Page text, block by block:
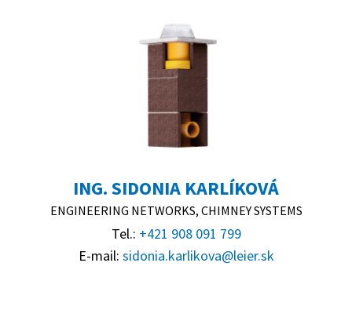
ING. SIDONIA KARLÍKOVÁ
ENGINEERING NETWORKS, CHIMNEY SYSTEMS
Tel.: +421 908 091 799
E-mail: sidonia.karlikova@leier.sk